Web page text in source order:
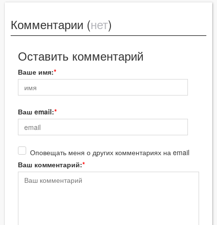
Комментарии (нет)
Оставить комментарий
Ваше имя:
Ваш email:
Оповещать меня о других комментариях на email
Ваш комментарий: